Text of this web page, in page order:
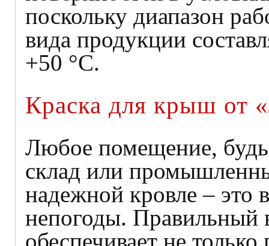
поскольку диапазон
вида продукции
+50 °С.
Краска для крыш от
Любое помещение,
склад или
надежной кровле – это
непогоды. Правильный
обеспечивает не